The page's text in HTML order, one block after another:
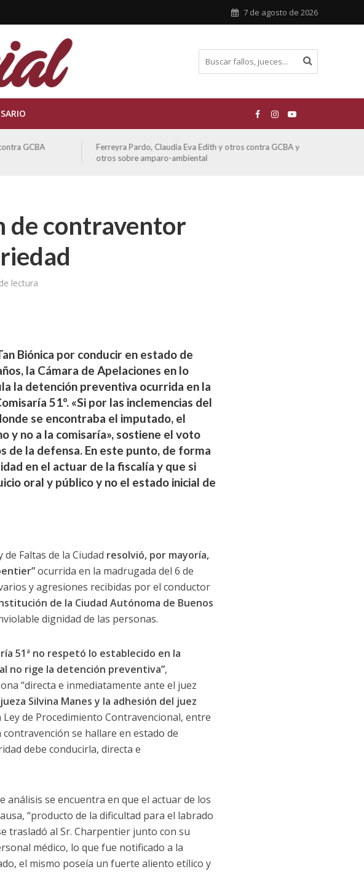
7 de agosto de 2026
GCBA
Ferreyra Pardo, Claudia Eva Edith y otros contra GCBA y
otros sobre amparo-ambiental
de contraventor
lectura
Biónica por conducir en estado de
la Cámara de Apelaciones en lo
la detención preventiva ocurrida en la
51º. «Si por las inclemencias del
se encontraba el imputado, el
y no a la comisaría», sostiene el voto
de la defensa. En este punto, de forma
en el actuar de la fiscalía y que si
oral y público y no el estado inicial de
Faltas de la Ciudad resolvió, por mayoría,
ocurrida en la madrugada del 6 de
y agresiones recibidas por el conductor
de la Ciudad Autónoma de Buenos
dignidad de las personas.
51ª no respetó lo establecido en la
no rige la detención preventiva”,
“directa e inmediatamente ante el juez
Silvina Manes y la adhesión del juez
de Procedimiento Contravencional, entre
se hallare en estado de
debe conducirla, directa e
análisis se encuentra en que el actuar de los
“producto de la dificultad para el labrado
trasladó al Sr. Charpentier junto con su
médico, lo que fue notificado a la
el mismo poseía un fuerte aliento etílico y